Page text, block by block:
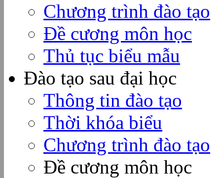
Chương trình đào tạo
Đề cương môn học
Thủ tục biểu mẫu
Đào tạo sau đại học
Thông tin đào tạo
Thời khóa biểu
Chương trình đào tạo
Đề cương môn học